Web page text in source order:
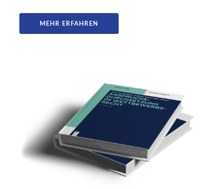
MEHR ERFAHREN